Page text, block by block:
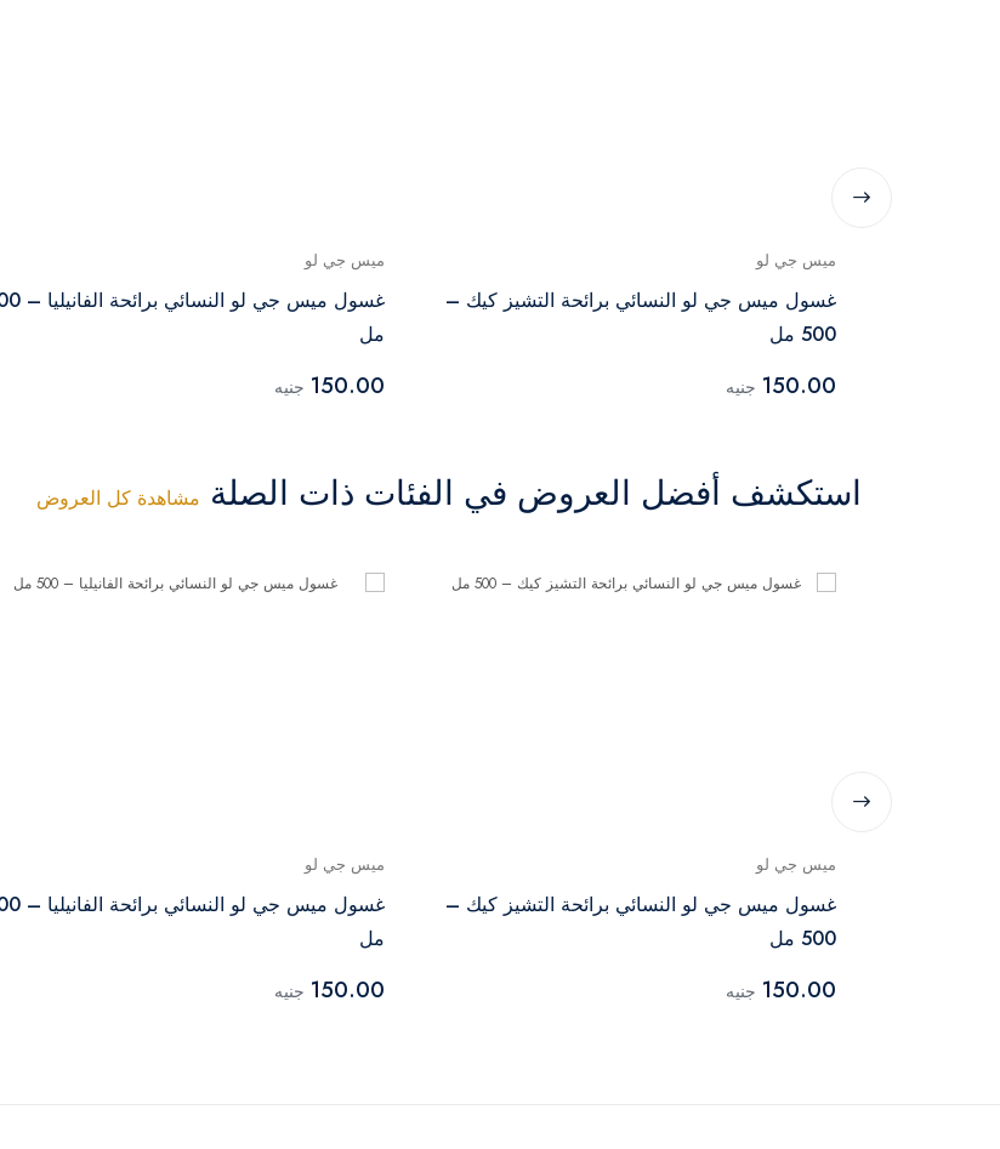
ميس جي لو
غسول ميس جي لو النسائي برائحة التشيز كيك –
500 مل
150.00 جنيه
ميس جي لو
غسول ميس جي لو
مل
150.00 جنيه
استكشف أفضل العروض في الفئات ذات الصلة مشاهدة كل العروض
ميس جي لو
غسول ميس جي لو النسائي برائحة التشيز كيك –
500 مل
150.00 جنيه
ميس جي لو
غسول ميس جي لو
مل
150.00 جنيه